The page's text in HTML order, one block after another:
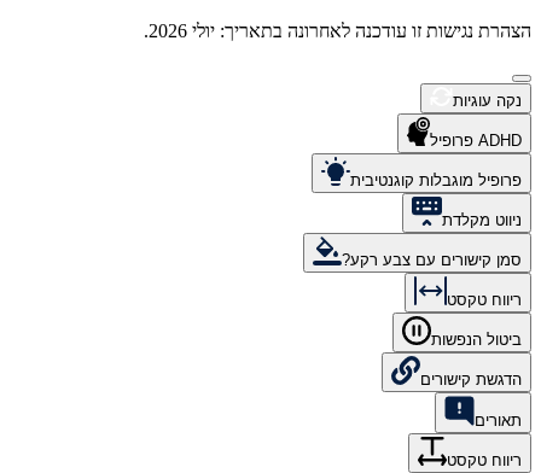
הצהרת נגישות זו עודכנה לאחרונה בתאריך: יולי 2026.
נקה עוגיות
ADHD פרופיל
פרופיל מוגבלות קוגנטיבית
ניווט מקלדת
סמן קישורים עם צבע רקע?
ריווח טקסט
ביטול הנפשות
הדגשת קישורים
תאורים
ריווח טקסט